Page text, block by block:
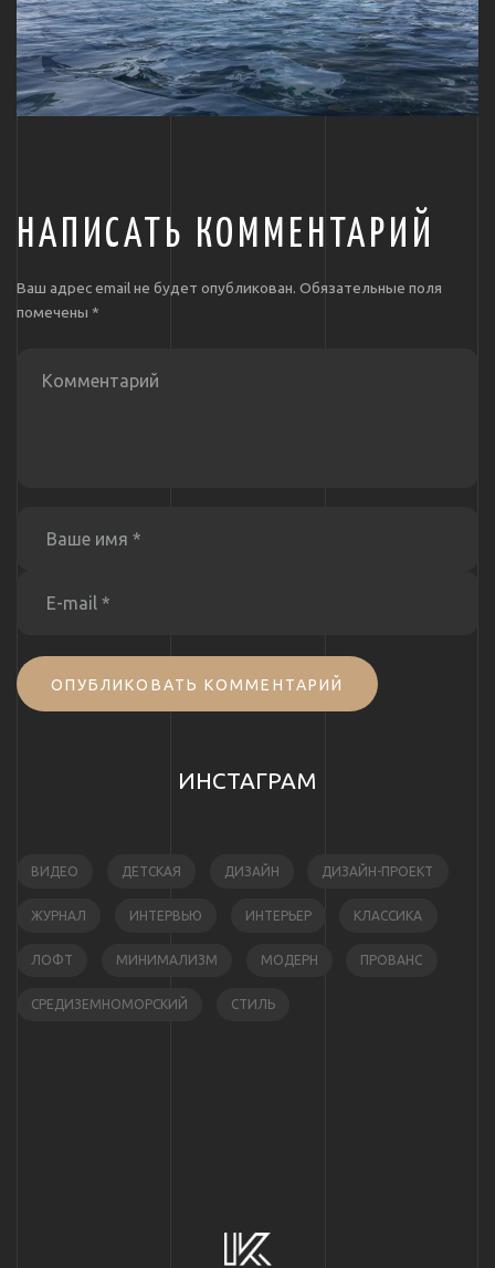
НАПИСАТЬ КОММЕНТАРИЙ
Ваш адрес email не будет опубликован. Обязательные поля
помечены *
ОПУБЛИКОВАТЬ КОММЕНТАРИЙ
ИНСТАГРАМ
ВИДЕО ДЕТСКАЯ ДИЗАЙН ДИЗАЙН-ПРОЕКТ
ЖУРНАЛ ИНТЕРВЬЮ ИНТЕРЬЕР КЛАССИКА
ЛОФТ МИНИМАЛИЗМ МОДЕРН ПРОВАНС
СРЕДИЗЕМНОМОРСКИЙ СТИЛЬ